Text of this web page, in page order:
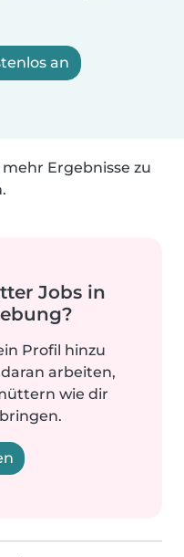
an
Ergebnisse zu
Jobs in
Profil hinzu
arbeiten,
wie dir